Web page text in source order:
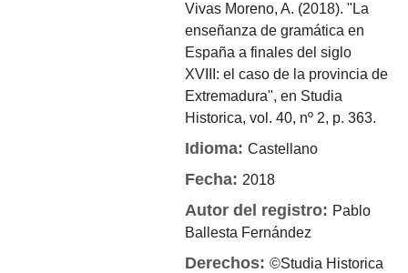
Vivas Moreno, A. (2018). "La
enseñanza de gramática en
España a finales del siglo
XVIII: el caso de la provincia de
Extremadura", en Studia
Historica, vol. 40, nº 2, p. 363.
Idioma:Castellano
Fecha:2018
Autor del registro: Pablo
Ballesta Fernández
Derechos:©Studia Historica